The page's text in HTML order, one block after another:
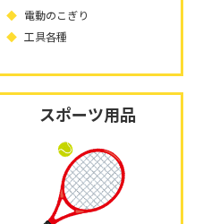
電動のこぎり
工具各種
スポーツ用品